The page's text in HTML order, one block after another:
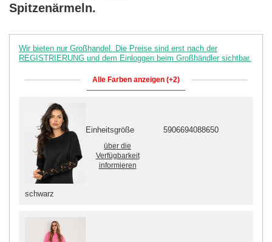
Spitzenärmeln.
Wir bieten nur Großhandel. Die Preise sind erst nach der
REGISTRIERUNG und dem Einloggen beim Großhändler sichtbar.
Alle Farben anzeigen (+2)
schwarz
Einheitsgröße 5906694088650
über die
Verfügbarkeit
informieren